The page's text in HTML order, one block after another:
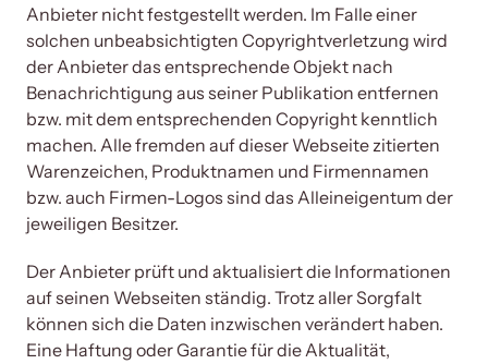
Anbieter nicht festgestellt werden. Im Falle einer
solchen unbeabsichtigten Copyrightverletzung wird
der Anbieter das entsprechende Objekt nach
Benachrichtigung aus seiner Publikation entfernen
bzw. mit dem entsprechenden Copyright kenntlich
machen. Alle fremden auf dieser Webseite zitierten
Warenzeichen, Produktnamen und Firmennamen
bzw. auch Firmen-Logos sind das Alleineigentum der
jeweiligen Besitzer.
Der Anbieter prüft und aktualisiert die Informationen
auf seinen Webseiten ständig. Trotz aller Sorgfalt
können sich die Daten inzwischen verändert haben.
Eine Haftung oder Garantie für die Aktualität,